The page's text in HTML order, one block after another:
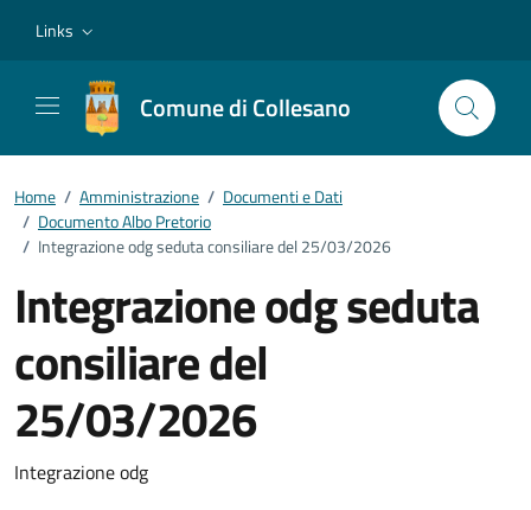
Links
Comune di Collesano
Home / Amministrazione / Documenti e Dati
/ Documento Albo Pretorio
/ Integrazione odg seduta consiliare del 25/03/2026
Integrazione odg seduta
consiliare del
25/03/2026
Dettagli del documento
Integrazione odg